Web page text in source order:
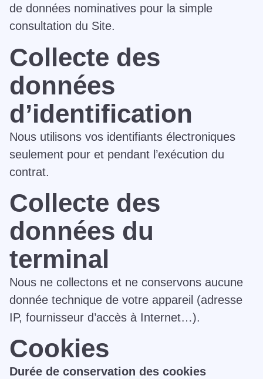
de données nominatives pour la simple
consultation du Site.
Collecte des
données
d’identification
Nous utilisons vos identifiants électroniques
seulement pour et pendant l’exécution du
contrat.
Collecte des
données du
terminal
Nous ne collectons et ne conservons aucune
donnée technique de votre appareil (adresse
IP, fournisseur d’accès à Internet…).
Cookies
Durée de conservation des cookies